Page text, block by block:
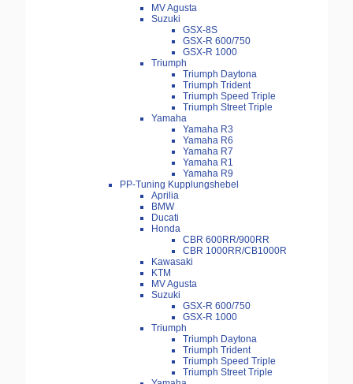
MV Agusta
Suzuki
GSX-8S
GSX-R 600/750
GSX-R 1000
Triumph
Triumph Daytona
Triumph Trident
Triumph Speed Triple
Triumph Street Triple
Yamaha
Yamaha R3
Yamaha R6
Yamaha R7
Yamaha R1
Yamaha R9
PP-Tuning Kupplungshebel
Aprilia
BMW
Ducati
Honda
CBR 600RR/900RR
CBR 1000RR/CB1000R
Kawasaki
KTM
MV Agusta
Suzuki
GSX-R 600/750
GSX-R 1000
Triumph
Triumph Daytona
Triumph Trident
Triumph Speed Triple
Triumph Street Triple